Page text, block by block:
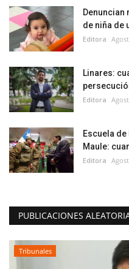
Denuncian
de niña de
Editora
Linares:
Editora
Escuela
Maule:
Editora
PUBLICACIONES
Tribunales